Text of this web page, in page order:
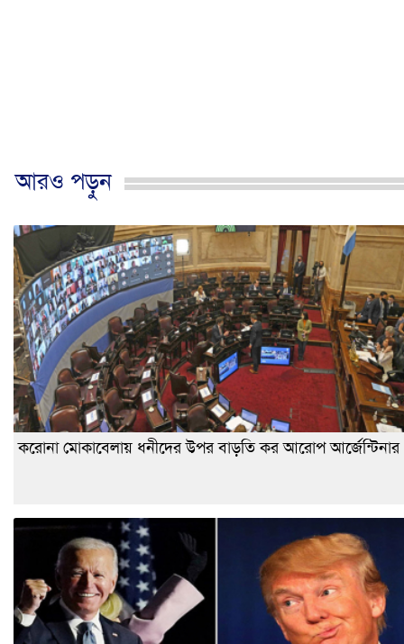
আরও পড়ুন
করোনা মোকাবেলায় ধনীদের উপর বাড়তি কর আরোপ আর্জেন্টিনার